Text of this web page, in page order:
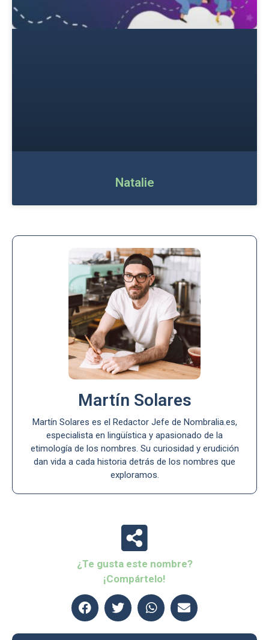
Natalie
Martín Solares
Martín Solares es el Redactor Jefe de Nombralia.es,
especialista en lingüística y apasionado de la
etimología de los nombres. Su curiosidad y erudición
dan vida a cada historia detrás de los nombres que
exploramos.
¿Te gusta este nombre?
¡Compártelo!